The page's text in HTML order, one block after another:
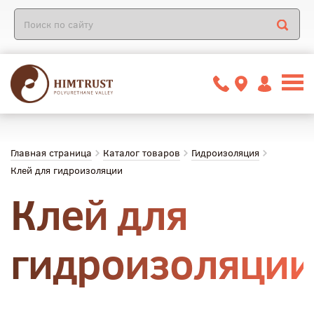
Главная страница Каталог товаров
Гидроизоляция
Клей для гидроизоляции
Клей для
гидроизоляции